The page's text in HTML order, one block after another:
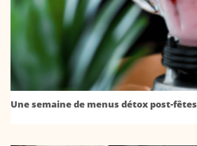
Une semaine de menus détox post-fêtes